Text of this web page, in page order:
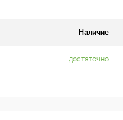
Наличие
достаточно